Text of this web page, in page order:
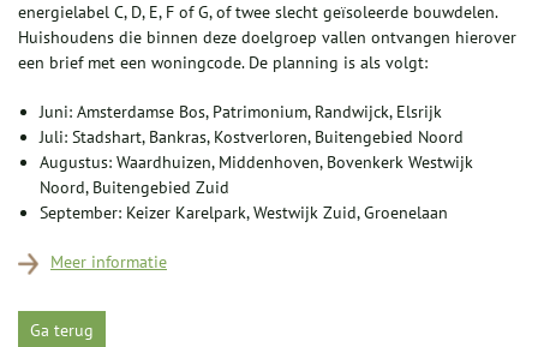
energielabel C, D, E, F of G, of twee slecht geïsoleerde bouwdelen.
Huishoudens die binnen deze doelgroep vallen ontvangen hierover
een brief met een woningcode. De planning is als volgt:
Juni: Amsterdamse Bos, Patrimonium, Randwijck, Elsrijk
Juli: Stadshart, Bankras, Kostverloren, Buitengebied Noord
Augustus: Waardhuizen, Middenhoven, Bovenkerk Westwijk
Noord, Buitengebied Zuid
September: Keizer Karelpark, Westwijk Zuid, Groenelaan
Meer informatie
Ga terug